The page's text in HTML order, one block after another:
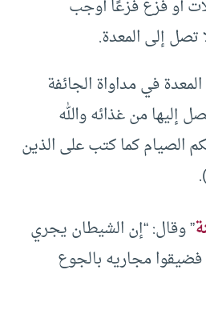
أو فزع فزعًا أوجب
إلى المعدة.
في مداواة الجائفة
إليها من غذائه والله
الصيام كما كتب على الذين
).
” وقال: “إن الشيطان يجري
مجاريه بالجوع